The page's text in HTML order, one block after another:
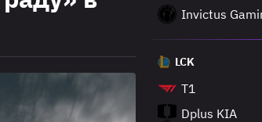
Invictus
LCK
T1
Dplus KIA